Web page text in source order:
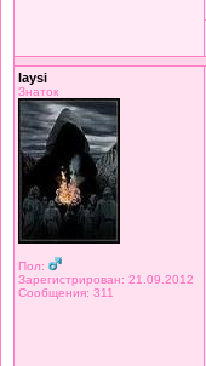
laysi
Знаток
Пол:
Зарегистрирован: 21.09.2012
Сообщения: 311